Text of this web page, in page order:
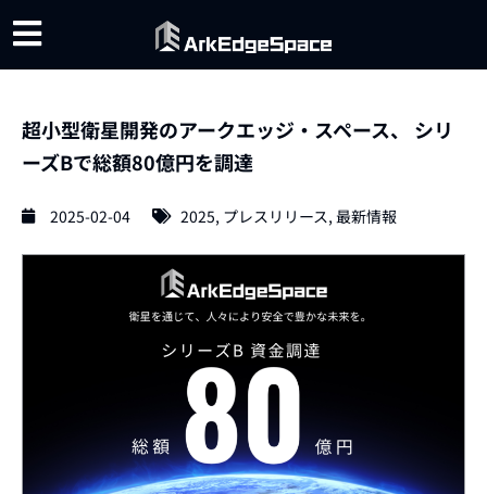
超小型衛星開発のアークエッジ・スペース、 シリ
ーズBで総額80億円を調達
2025-02-04 2025, プレスリリース, 最新情報